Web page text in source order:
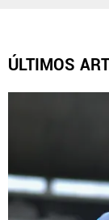
ÚLTIMOS